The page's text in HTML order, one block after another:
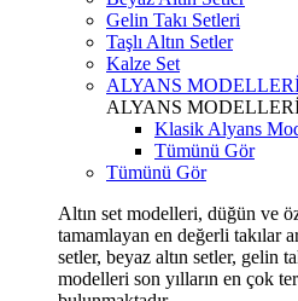
Gelin Takı Setleri
Taşlı Altın Setler
Kalze Set
ALYANS
ALYANS
Klasik Alyans
Tümünü Gör
Tümünü Gör
Altın set modelleri, düğün ve
tamamlayan en değerli takılar
setler, beyaz altın setler, gelin
modelleri son yılların en çok